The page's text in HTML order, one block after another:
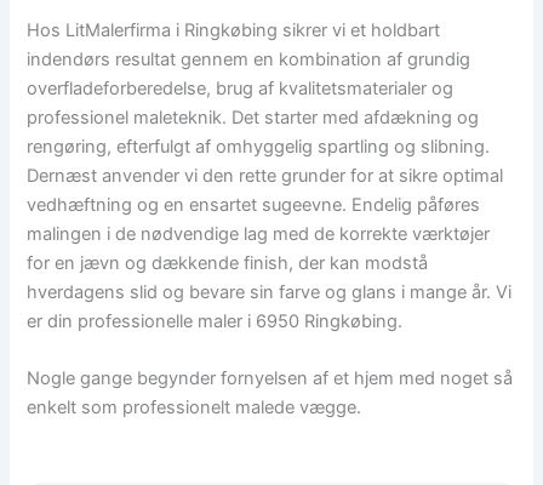
Hos LitMalerfirma i Ringkøbing sikrer vi et holdbart
indendørs resultat gennem en kombination af grundig
overfladeforberedelse, brug af kvalitetsmaterialer og
professionel maleteknik. Det starter med afdækning og
rengøring, efterfulgt af omhyggelig spartling og slibning.
Dernæst anvender vi den rette grunder for at sikre optimal
vedhæftning og en ensartet sugeevne. Endelig påføres
malingen i de nødvendige lag med de korrekte værktøjer
for en jævn og dækkende finish, der kan modstå
hverdagens slid og bevare sin farve og glans i mange år. Vi
er din professionelle maler i 6950 Ringkøbing.
Nogle gange begynder fornyelsen af et hjem med noget så
enkelt som professionelt malede vægge.